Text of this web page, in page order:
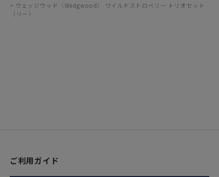
ウェッジウッド（Wedgwood） ワイルドストロベリー トリオセット
（リー）
ご利用ガイド